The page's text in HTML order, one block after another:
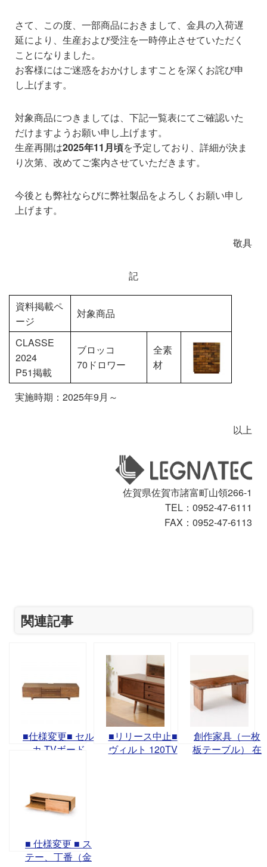
さて、この度、一部商品におきまして、金具の入荷遅
延により、生産および受注を一時停止させていただく
ことになりました。
お客様にはご迷惑をおかけしますことを深くお詫び申
し上げます。
対象商品につきましては、下記一覧表にてご確認いた
だけますようお願い申し上げます。
生産再開は2025年11月頃を予定しており、詳細が決ま
り次第、改めてご案内させていただきます。
今後とも弊社ならびに弊社製品をよろしくお願い申し
上げます。
敬具
記
資料掲載ペ
ージ
対象商品
CLASSE
2024
P51掲載
ブロッコ
70ドロワー
全素
材
実施時期：2025年9月～
以上
佐賀県佐賀市諸富町山領266-1
TEL：0952-47-6111
FAX：0952-47-6113
関連記事
■仕様変更■ セル
カ TVボード
■リリース中止■
ヴィルト 120TV
創作家具（一枚
板テーブル） 在
■ 仕様変更 ■ ス
テー、丁番（金